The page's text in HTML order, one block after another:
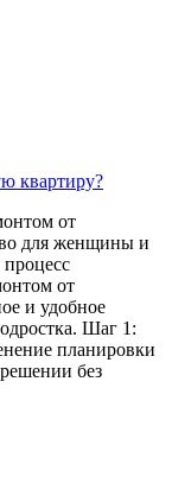
квартиру?
от
для женщины и
от
и удобное
Шаг 1:
планировки
без